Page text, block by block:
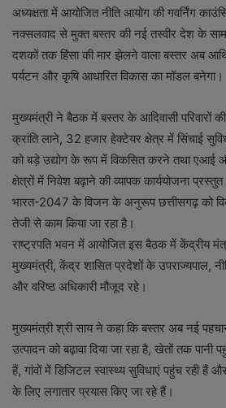
अध्यक्षता में आयोजित नीति आयोग की गवर्निंग
नक्सलवाद से मुक्त बस्तर की नई तस्वीर देश के
दशकों तक हिंसा की मार झेलने वाला बस्तर अब
पर्यटन और कृषि आधारित विकास का मॉडल बनेगा।
मुख्यमंत्री ने बैठक में बस्तर के आदिवासी परिवारों
क्रांति लाने, 32 हजार हेक्टेयर क्षेत्र में सिंचाई
को बड़े उद्योग के रूप में विकसित करने तथा
क्षेत्रों में निवेश बढ़ाने की व्यापक कार्ययोजना
भारत-2047 के विजन के अनुरूप छत्तीसगढ़ को
तेजी से काम किया जा रहा है।
राष्ट्रपति भवन में आयोजित इस बैठक में केंद्रीय
मुख्यमंत्री, केंद्र शासित प्रदेशों के उपराज्यपाल,
और वरिष्ठ अधिकारी मौजूद रहे।
मुख्यमंत्री श्री साय ने कहा कि बस्तर अब नई
उत्पादन को बढ़ावा दिया जा रहा है, खेतों तक पानी
हैं, गांवों में डिजिटल स्वास्थ्य सुविधाएं पहुंच रही हैं
के लिए लगातार प्रयास किए जा रहे हैं।